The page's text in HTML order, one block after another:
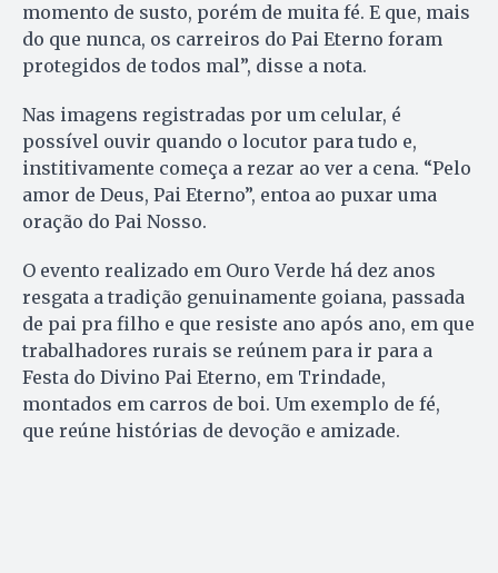
momento de susto, porém de muita fé. E que, mais
do que nunca, os carreiros do Pai Eterno foram
protegidos de todos mal”, disse a nota.
Nas imagens registradas por um celular, é
possível ouvir quando o locutor para tudo e,
institivamente começa a rezar ao ver a cena. “Pelo
amor de Deus, Pai Eterno”, entoa ao puxar uma
oração do Pai Nosso.
O evento realizado em Ouro Verde há dez anos
resgata a tradição genuinamente goiana, passada
de pai pra filho e que resiste ano após ano, em que
trabalhadores rurais se reúnem para ir para a
Festa do Divino Pai Eterno, em Trindade,
montados em carros de boi. Um exemplo de fé,
que reúne histórias de devoção e amizade.